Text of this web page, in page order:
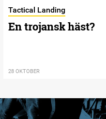
Tactical Landing
En trojansk häst?
28 OKTOBER